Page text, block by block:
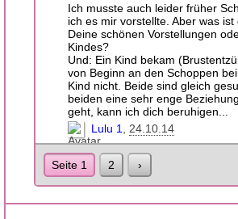
Ich musste auch leider früher
ich es mir vorstellte. Aber was
Deine schönen Vorstellungen
Kindes?
Und: Ein Kind bekam
von Beginn an den Schoppen
Kind nicht. Beide sind gleich
beiden eine sehr enge
geht, kann ich dich beruhigen...
Lulu 1
24.10.14
Seite 1 2 ›